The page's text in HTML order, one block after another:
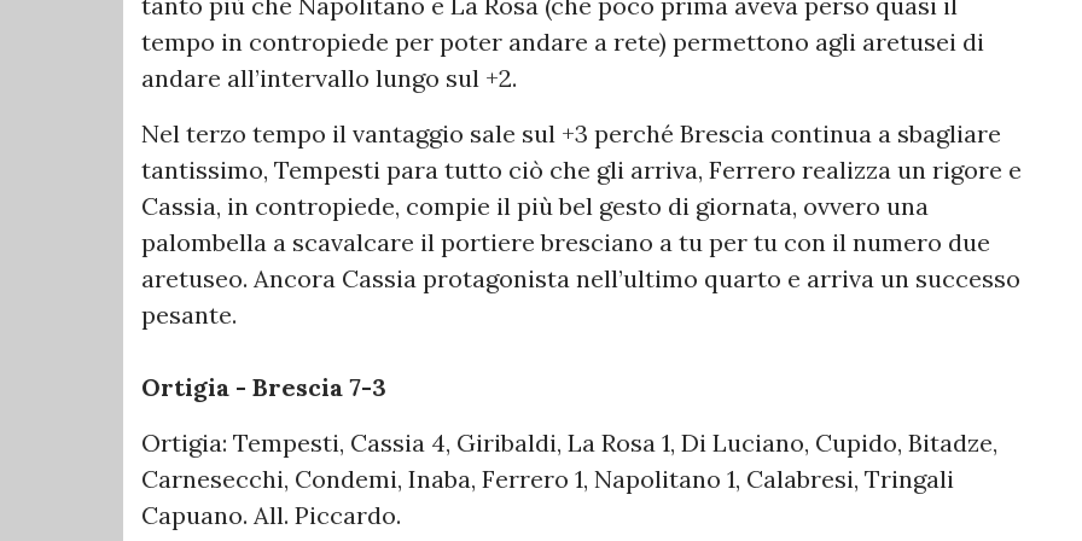
tempo in contropiede per poter andare a rete) permettono agli aretusei di
andare all’intervallo lungo sul +2.
Nel terzo tempo il vantaggio sale sul +3 perché Brescia continua a sbagliare
tantissimo, Tempesti para tutto ciò che gli arriva, Ferrero realizza un rigore e
Cassia, in contropiede, compie il più bel gesto di giornata, ovvero una
palombella a scavalcare il portiere bresciano a tu per tu con il numero due
aretuseo. Ancora Cassia protagonista nell’ultimo quarto e arriva un successo
pesante.
Ortigia - Brescia 7-3
Ortigia: Tempesti, Cassia 4, Giribaldi, La Rosa 1, Di Luciano, Cupido, Bitadze,
Carnesecchi, Condemi, Inaba, Ferrero 1, Napolitano 1, Calabresi, Tringali
Capuano. All. Piccardo.